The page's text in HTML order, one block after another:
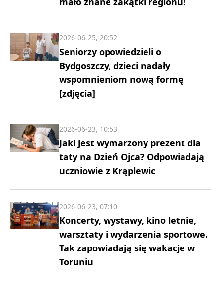
Seniorzy opowiedzieli o
Bydgoszczy, dzieci nadały
wspomnieniom nową formę
[zdjęcia]
2026-06-25, 20:52
Jaki jest wymarzony prezent dla
taty na Dzień Ojca? Odpowiadają
uczniowie z Krąplewic
2026-06-23, 10:53
Koncerty, wystawy, kino letnie,
warsztaty i wydarzenia sportowe.
Tak zapowiadają się wakacje w
Toruniu
2026-06-23, 07:10